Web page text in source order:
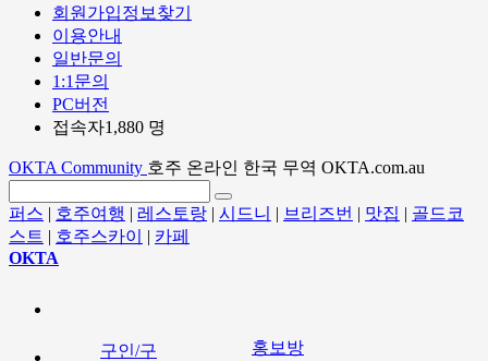
회원가입정보찾기
이용안내
일반문의
1:1문의
PC버전
접속자1,880 명
OKTA Community 호주 온라인 한국 무역 OKTA.com.au
퍼스 | 호주여행 | 레스토랑 | 시드니 | 브리즈번 | 맛집 | 골드코
스트 | 호주스카이 | 카페
OKTA
구인/구
홍보방